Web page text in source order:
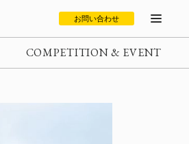
お問い合わせ
COMPETITION & EVENT